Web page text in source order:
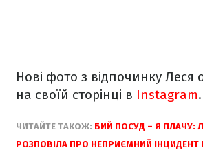
Нові фото з відпочинку Леся
на своїй сторінці в Instagram.
ЧИТАЙТЕ ТАКОЖ: БИЙ ПОСУД – Я ПЛАЧУ:
РОЗПОВІЛА ПРО НЕПРИЄМНИЙ